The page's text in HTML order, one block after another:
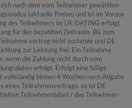
nach dem vom Teilnehmer gewählten
(aktuelle Preise) und ist im Voraus
des Teilnehmers im DE DATING erfolgt
für den bezahlten Zeitraum. Bis zum
vertrag nicht zustande und DE
zur Leistung frei. Ein Teilnahme
wenn die Zahlung nicht durch vom
erfolgt. Erfolgt eine fällige
vollständig binnen 4 Wochen nach Abgabe
eines Teilrahmenvertrags, so ist DE
Teilnehmerdaten / das Teilnehmer-